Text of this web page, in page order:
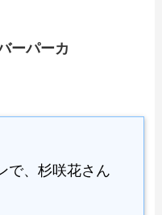
ーパーカ
で、杉咲花さん